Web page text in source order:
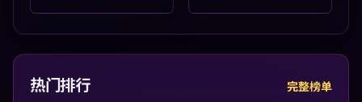
得加入片单。
凑，值得加入...
热门排行 完整榜单